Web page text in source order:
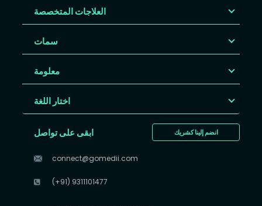
العلاجات المتخصصة
سمات
معلومة
اختار اللغة
انضم إلينا كشريك ابقى على تواصل
connect@gomedii.com
(+91) 9311101477